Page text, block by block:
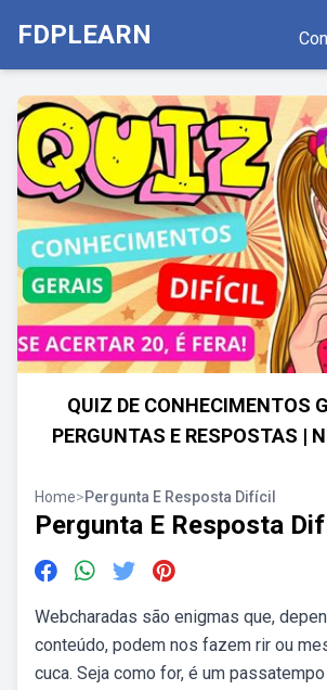
FDPLEARN
QUIZ DE CONHECIMENTOS
PERGUNTAS E RESPOSTAS |
Home>Pergunta E Resposta Difícil
Pergunta E Resposta
Webcharadas são enigmas que,
conteúdo, podem nos fazem rir ou
cuca. Seja como for, é um